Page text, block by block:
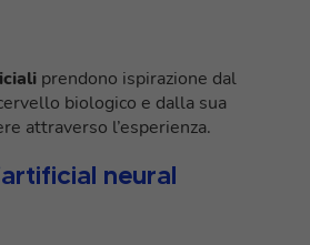
prendono ispirazione dal
biologico e dalla sua
attraverso l’esperienza.
neural